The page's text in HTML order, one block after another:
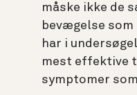
måske ikke de
bevægelse som
har i
mest effektive
symptomer